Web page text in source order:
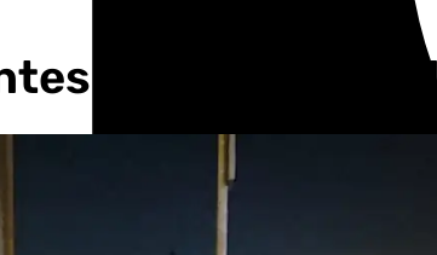
cortados por